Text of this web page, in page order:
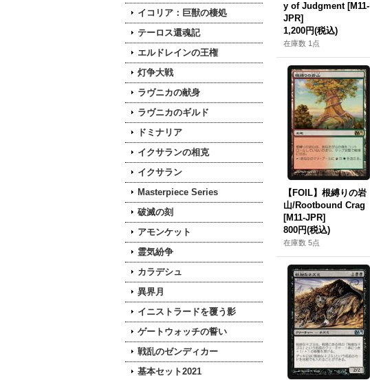
イコリア：巨獣の棲処
テーロス還魂記
エルドレインの王権
灯争大戦
ラヴニカの献身
ラヴニカのギルド
ドミナリア
イクサランの相克
イクサラン
Masterpiece Series
破滅の刻
アモンケット
霊気紛争
カラデシュ
異界月
イニストラードを覆う影
ゲートウォッチの誓い
戦乱のゼンディカー
基本セット2021
y of Judgment [M11-
JPR]
1,200円(税込)
在庫数 1点
【FOIL】根縛りの岩
山/Rootbound Crag
[M11-JPR]
800円(税込)
在庫数 5点